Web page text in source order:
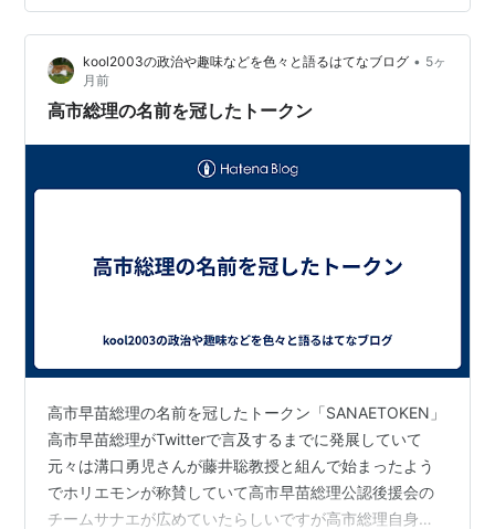
首相は「全く存じ上げない」と被害者然とした振る舞い
に終始している。しかし、その足元を精査すれば、組織
の長としての「監督責任」を免れ得ない、あま…
kool2003の政治や趣味などを色々と語るはてなブログ • 5ヶ
月前
高市総理の名前を冠したトークン
高市早苗総理の名前を冠したトークン「SANAETOKEN」
高市早苗総理がTwitterで言及するまでに発展していて
元々は溝口勇児さんが藤井聡教授と組んで始まったよう
でホリエモンが称賛していて高市早苗総理公認後援会の
チームサナエが広めていたらしいですが高市総理自身は